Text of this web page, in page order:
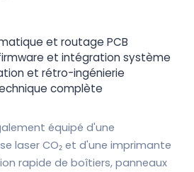
et routage PCB
et intégration système
et rétro-ingénierie
complète
équipé d'une
laser CO₂ et d'une imprimante
rapide de boîtiers, panneaux